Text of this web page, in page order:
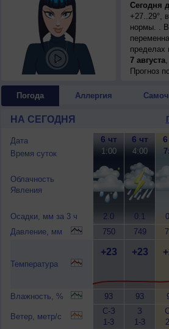
Сегодня
+27..29°,
нормы. .
пределах
7 августа,
днем
Прогноз
Погода Аллергия
НА СЕГОДНЯ
Дата
Время суток
Облачность
Явления
Осадки, мм за 3 ч
Давление, мм
Температура
Влажность, %
Ветер, метр/с
6 чт
1:00
2.0
750
+23
93
С-З
1-3
6 чт
4:00
0.1
749
+23
93
З
1-3
6